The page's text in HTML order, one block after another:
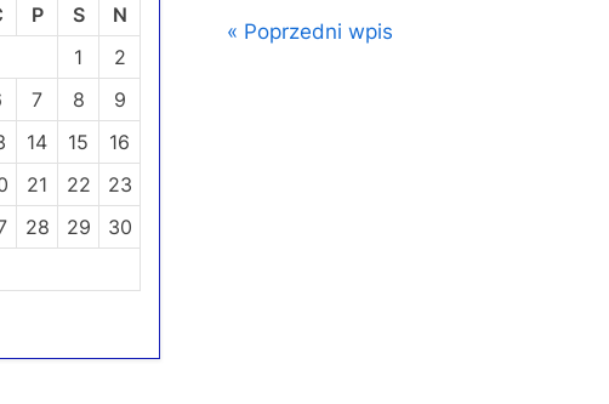
Nawigacja
P
Poprzedni wpis
P S
N
1
2
7 8
9
14 15
16
21 22
23
28 29
30